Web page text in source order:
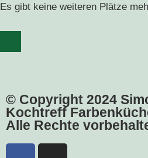
Es gibt keine weiteren Plätze
© Copyright 2024
Kochtreff
Alle Rechte